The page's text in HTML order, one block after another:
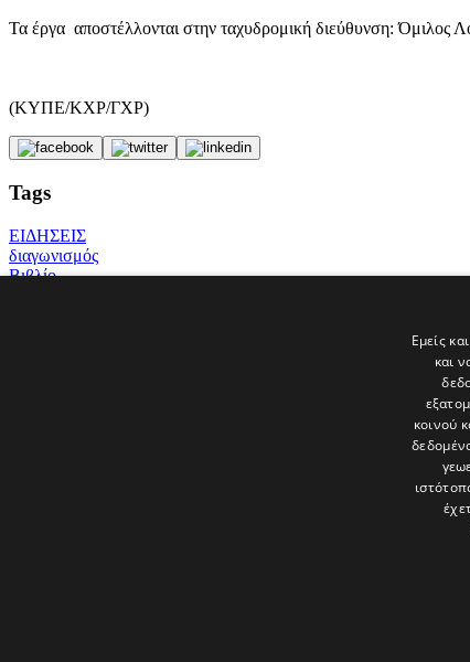
Τα έργα αποστέλλονται στην ταχυδρομική διεύθυνση: Όμιλος
(ΚΥΠΕ/ΚΧΡ/ΓΧΡ)
Tags
ΕΙΔΗΣΕΙΣ
διαγωνισμός
Βιβλίο
Το «Παράθυρο» είναι το πολιτιστικό ένθετο της εφημερίδας
και στατικές, κριτικές προσεγγίσεις, λοξές ματιές. Βλέπουμε
Εμείς
και
κοινού